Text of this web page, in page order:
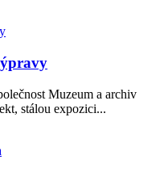
Muzeum a archiv
stálou expozici...